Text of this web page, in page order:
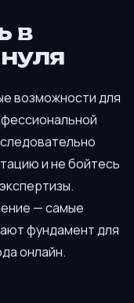
в
возможности для
и не бойтесь
— самые
фундамент для
онлайн.